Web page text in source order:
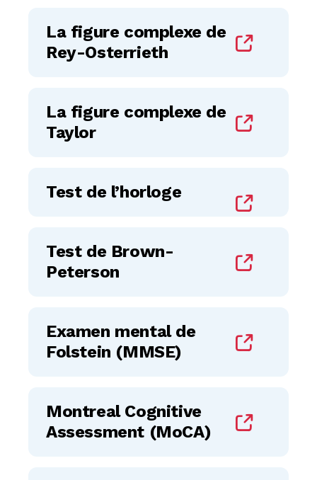
La figure complexe de
Rey-Osterrieth
La figure complexe de
Taylor
Test de l’horloge
Test de Brown-
Peterson
Examen mental de
Folstein (MMSE)
Montreal Cognitive
Assessment (MoCA)